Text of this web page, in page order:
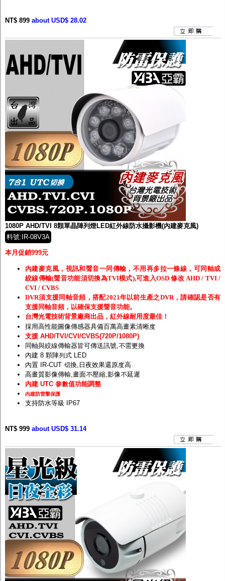
NT$ 899 about USD$ 28.02
1080P AHD/TVI 8顆單晶陣列燈LED紅外線防水攝影機(內建麥克風)
料號:IR-08V3A
本月促銷999元
內建麥克風，視訊和聲音一同傳輸，不用再多拉一條線，可同軸或
絞線傳輸(聲音功能須切換為TVI模式),可進入OSD 修改 AHD / TVI /
CVI / CVBS
DVR須支援同軸音頻，搭配2021年以前生產之DVR，請確認是否有
支援同軸音頻，以確保支援聲音功能。
台灣光電技術背景廠商出品，紅外線耐用度最佳！
採用高性能圖像傳感器具備百萬高畫素清晰度
支援 AHD/TVI/CVI/CVBS(720P/1080P)
同軸與絞線傳輸器皆可傳送訊號,不需更換
內建 8 顆陣列式 LED
內置 IR-CUT 切換,日夜效果還原度高
高畫質影像傳輸,畫面不壓縮,影像不延遲
內建 UTC 參數值功能調整
內建防雷擊保護
支持防水等級 IP67
NT$ 999 about USD$ 31.14